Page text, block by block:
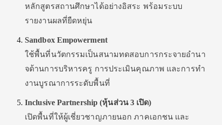
หลักสูตรสถานศึกษาได้อย่างอิสระ พร้อมระบบ
รายงานผลที่ยืดหยุ่น
Sandbox Empowerment
ใช้พื้นที่นวัตกรรมเป็นสนามทดสอบการกระจายอำนา
จด้านการบริหารครู การประเมินคุณภาพ และการทำ
งานบูรณาการระดับพื้นที่
Inclusive Partnership (หุ้นส่วน 3 เปิด)
เปิดพื้นที่ให้ผู้เชี่ยวชาญภายนอก ภาคเอกชน และ